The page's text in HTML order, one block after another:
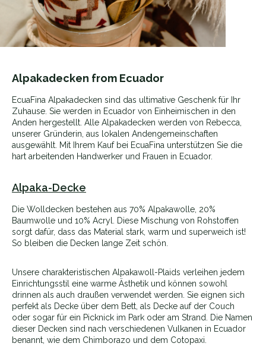
Alpakadecken from Ecuador
EcuaFina Alpakadecken sind das ultimative Geschenk für Ihr
Zuhause. Sie werden in Ecuador von Einheimischen in den
Anden hergestellt. Alle Alpakadecken werden von Rebecca,
unserer Gründerin, aus lokalen Andengemeinschaften
ausgewählt. Mit Ihrem Kauf bei EcuaFina unterstützen Sie die
hart arbeitenden Handwerker und Frauen in Ecuador.
Alpaka-Decke
Die Wolldecken bestehen aus 70% Alpakawolle, 20%
Baumwolle und 10% Acryl. Diese Mischung von Rohstoffen
sorgt dafür, dass das Material stark, warm und superweich ist!
So bleiben die Decken lange Zeit schön.
Unsere charakteristischen Alpakawoll-Plaids verleihen jedem
Einrichtungsstil eine warme Ästhetik und können sowohl
drinnen als auch draußen verwendet werden. Sie eignen sich
perfekt als Decke über dem Bett, als Decke auf der Couch
oder sogar für ein Picknick im Park oder am Strand. Die Namen
dieser Decken sind nach verschiedenen Vulkanen in Ecuador
benannt, wie dem Chimborazo und dem Cotopaxi.